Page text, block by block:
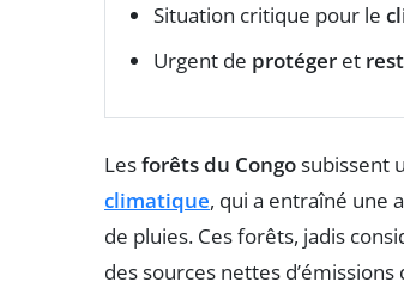
Situation critique pour le
Urgent de protéger et
Lesforêts du Congosubissent
climatique, qui a entraîné une
de pluies. Ces forêts, jadis
des sources nettes d’émissions